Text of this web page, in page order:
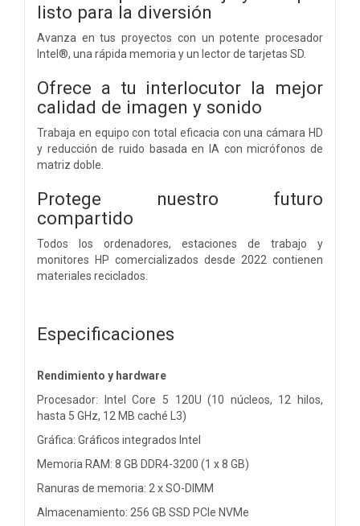
listo para la diversión
Avanza en tus proyectos con un potente procesador
Intel®, una rápida memoria y un lector de tarjetas SD.
Ofrece a tu interlocutor la mejor
calidad de imagen y sonido
Trabaja en equipo con total eficacia con una cámara HD
y reducción de ruido basada en IA con micrófonos de
matriz doble.
Protege nuestro futuro
compartido
Todos los ordenadores, estaciones de trabajo y
monitores HP comercializados desde 2022 contienen
materiales reciclados.
Especificaciones
Rendimiento y hardware
Procesador: Intel Core 5 120U (10 núcleos, 12 hilos,
hasta 5 GHz, 12 MB caché L3)
Gráfica: Gráficos integrados Intel
Memoria RAM: 8 GB DDR4-3200 (1 x 8 GB)
Ranuras de memoria: 2 x SO-DIMM
Almacenamiento: 256 GB SSD PCIe NVMe